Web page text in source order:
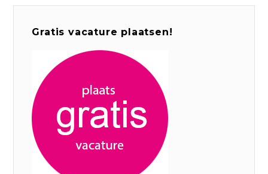
Gratis vacature plaatsen!